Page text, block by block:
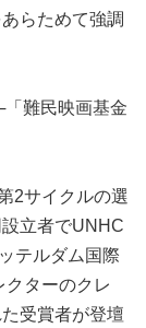
らためて強調
難民映画基金
2サイクルの選
立者でUNHC
テルダム国際
ターのクレ
受賞者が登壇